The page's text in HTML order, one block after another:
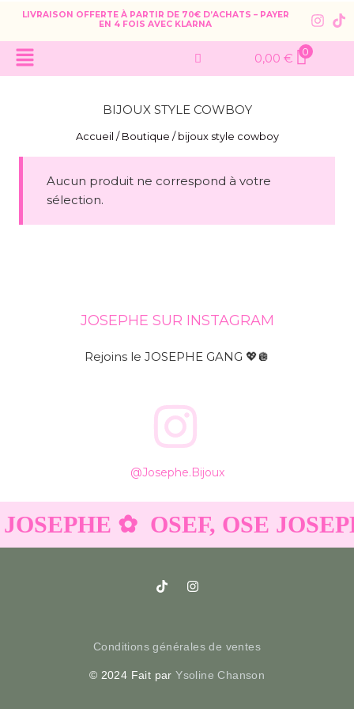
LIVRAISON OFFERTE À PARTIR DE 70€ D’ACHATS – PAYER
EN 4 FOIS AVEC KLARNA
0,00 € 0
BIJOUX STYLE COWBOY
Accueil / Boutique / bijoux style cowboy
Aucun produit ne correspond à votre
sélection.
JOSEPHE SUR INSTAGRAM
Rejoins le JOSEPHE GANG 💖🪩
@josephe.bijoux
✿ OSEF, OSE
Conditions générales de ventes
© 2024 Fait parYsoline Chanson